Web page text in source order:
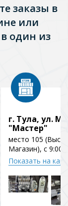
заказы в
или
один из
г. Тула, ул.
"Мастер"
место 105
Магазин), с 9:00
Показать на